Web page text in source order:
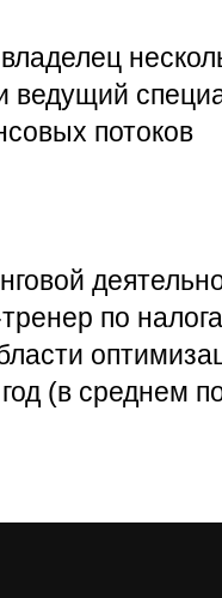
ведущий
потоков
по
(в среднем